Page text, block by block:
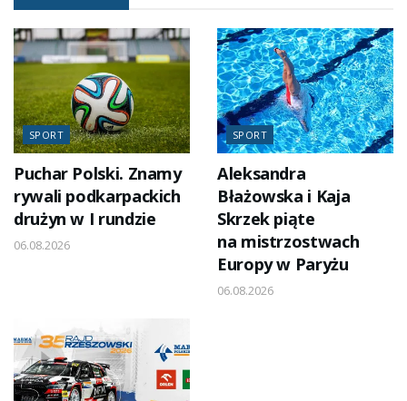
SPORT
Puchar Polski. Znamy
rywali podkarpackich
drużyn w I rundzie
06.08.2026
SPORT
Aleksandra
Błażowska i Kaja
Skrzek piąte
na mistrzostwach
Europy w Paryżu
06.08.2026